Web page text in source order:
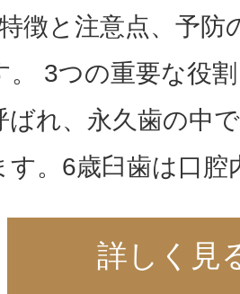
徴と注意点、予防
。 3つの重要な役
ばれ、永久歯の中
す。6歳臼歯は口
詳しく見